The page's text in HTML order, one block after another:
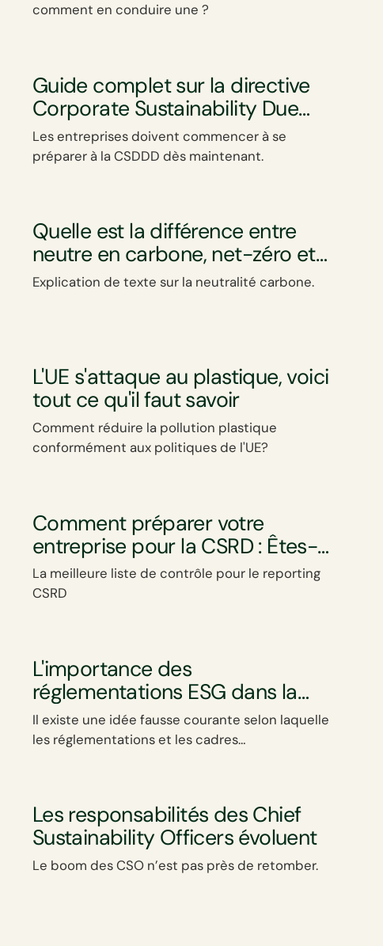
comment en conduire une ?
Guide complet sur la directive
Corporate Sustainability Due
Dilligence (CSDDD)
Les entreprises doivent commencer à se
préparer à la CSDDD dès maintenant.
Quelle est la différence entre
neutre en carbone, net-zéro et
climat-positif ?
Explication de texte sur la neutralité carbone.
L'UE s'attaque au plastique, voici
tout ce qu'il faut savoir
Comment réduire la pollution plastique
conformément aux politiques de l'UE?
Comment préparer votre
entreprise pour la CSRD : Êtes-
vous prêt ?
La meilleure liste de contrôle pour le reporting
CSRD
L'importance des
réglementations ESG dans la
facilitation de l'action climatique
des entreprises
Il existe une idée fausse courante selon laquelle
les réglementations et les cadres
Les responsabilités des Chief
Sustainability Officers évoluent
Le boom des CSO n’est pas près de retomber.